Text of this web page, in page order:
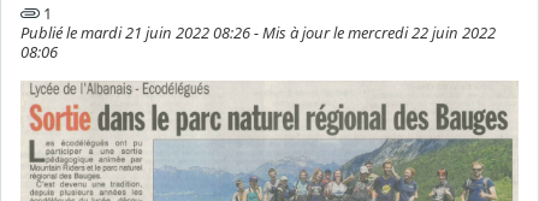
1
Publié le mardi 21 juin 2022 08:26 - Mis à jour le mercredi 22 juin 2022
08:06